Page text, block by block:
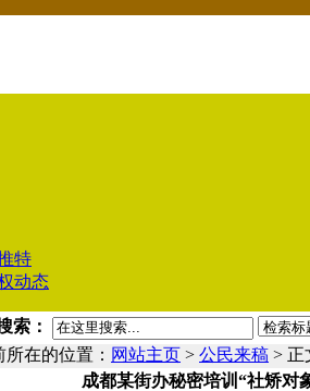
特
动态
索：
所在的位置： 网站主页 > 公民来稿 > 正
成都某街办秘密培训“社矫对